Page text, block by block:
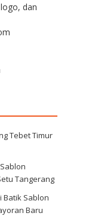
dan
Tebet Timur
Tangerang
Batik Sablon
Baru